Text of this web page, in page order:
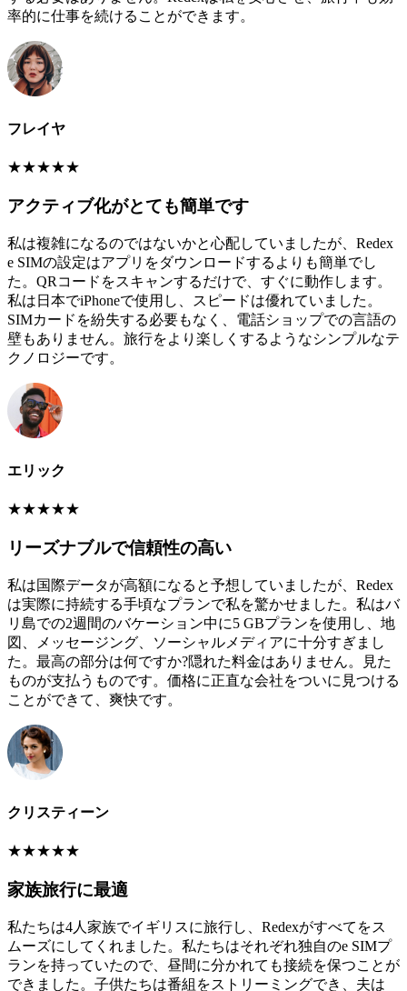
率的に仕事を続けることができます。
フレイヤ
★★★★★
アクティブ化がとても簡単です
私は複雑になるのではないかと心配していましたが、Redex
e SIMの設定はアプリをダウンロードするよりも簡単でし
た。QRコードをスキャンするだけで、すぐに動作します。
私は日本でiPhoneで使用し、スピードは優れていました。
SIMカードを紛失する必要もなく、電話ショップでの言語の
壁もありません。旅行をより楽しくするようなシンプルなテ
クノロジーです。
エリック
★★★★★
リーズナブルで信頼性の高い
私は国際データが高額になると予想していましたが、Redex
は実際に持続する手頃なプランで私を驚かせました。私はバ
リ島での2週間のバケーション中に5 GBプランを使用し、地
図、メッセージング、ソーシャルメディアに十分すぎまし
た。最高の部分は何ですか?隠れた料金はありません。見た
ものが支払うものです。価格に正直な会社をついに見つける
ことができて、爽快です。
クリスティーン
★★★★★
家族旅行に最適
私たちは4人家族でイギリスに旅行し、Redexがすべてをス
ムーズにしてくれました。私たちはそれぞれ独自のe SIMプ
ランを持っていたので、昼間に分かれても接続を保つことが
できました。子供たちは番組をストリーミングでき、夫は